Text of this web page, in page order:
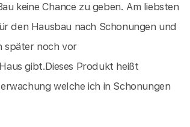
keine Chance zu geben. Am liebsten
den Hausbau nach Schonungen und
später noch vor
gibt.Dieses Produkt heißt
welche ich in Schonungen